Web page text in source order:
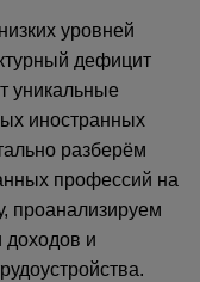
уровней
дефицит
уникальные
иностранных
разберём
профессий на
проанализируем
доходов и